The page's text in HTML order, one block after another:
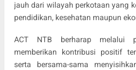
jauh dari wilayah perkotaan yang
pendidikan, kesehatan maupun
ACT NTB berharap melalui
memberikan kontribusi positif
serta bersama-sama